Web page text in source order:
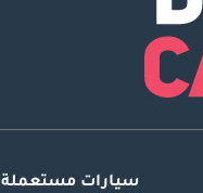
سيارات مستعملة